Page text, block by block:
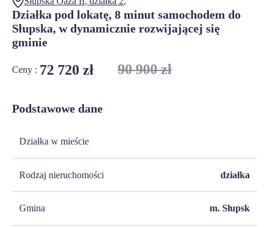
Działka pod lokatę, 8 minut samochodem do
Słupska, w dynamicznie rozwijającej się
gminie
Ceny : 72 720 zł 90 900 zł
Podstawowe dane
Działka w mieście
Rodzaj nieruchomości działka
Gmina m. Słupsk